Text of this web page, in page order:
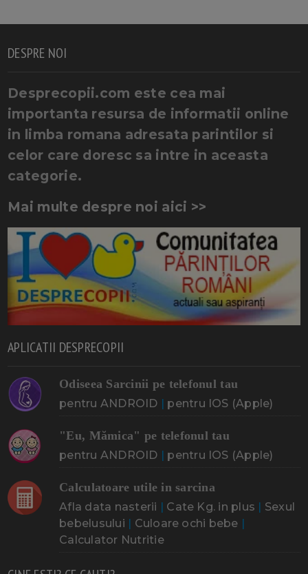
DESPRE NOI
Desprecopii.com este cea mai
importanta resursa de informatii online
in limba romana adresata parintilor si
celor care doresc sa intre in aceasta
categorie.
Mai multe despre noi aici >>
APLICATII DESPRECOPII
Odiseea Sarcinii pe telefonul tau
pentru ANDROID | pentru IOS (Apple)
"Eu, Mămica" pe telefonul tau
pentru ANDROID | pentru IOS (Apple)
Calculatoare utile in sarcina
Afla data nasterii | Cate Kg. in plus | Sexul
bebelusului | Culoare ochi bebe |
Calculator Nutritie